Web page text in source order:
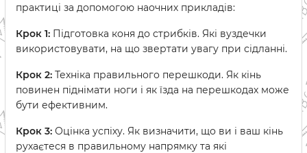
практиці за допомогою наочних прикладів:
Крок 1: Підготовка коня до стрибків. Які вуздечки
використовувати, на що звертати увагу при сідланні.
Крок 2: Техніка правильного перешкоди. Як кінь
повинен піднімати ноги і як їзда на перешкодах може
бути ефективним.
Крок 3: Оцінка успіху. Як визначити, що ви і ваш кінь
рухаєтеся в правильному напрямку та які